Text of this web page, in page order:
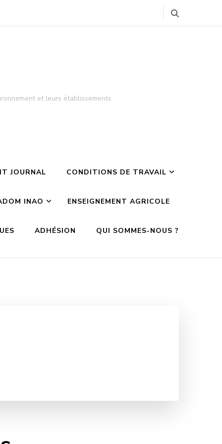
et leurs établissements
JOURNAL CONDITIONS DE TRAVAIL
INAO ENSEIGNEMENT AGRICOLE
ADHÉSION QUI SOMMES-NOUS ?